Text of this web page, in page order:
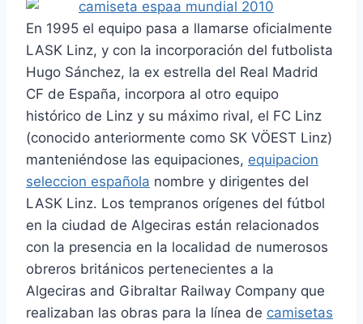
En 1995 el equipo pasa a llamarse oficialmente
LASK Linz, y con la incorporación del futbolista
Hugo Sánchez, la ex estrella del Real Madrid
CF de España, incorpora al otro equipo
histórico de Linz y su máximo rival, el FC Linz
(conocido anteriormente como SK VÖEST Linz)
manteniéndose las equipaciones, equipacion
seleccion española nombre y dirigentes del
LASK Linz. Los tempranos orígenes del fútbol
en la ciudad de Algeciras están relacionados
con la presencia en la localidad de numerosos
obreros británicos pertenecientes a la
Algeciras and Gibraltar Railway Company que
realizaban las obras para la línea de camisetas